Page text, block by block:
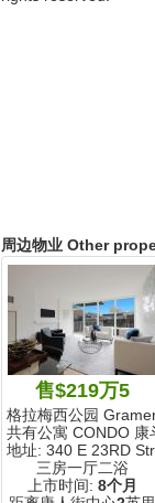
周边物业 Other
售$219万5
格拉梅西公园
共有公寓 CONDO 康
地址: 340 E 23RD
三房一厅二浴
上市时间: 8个月